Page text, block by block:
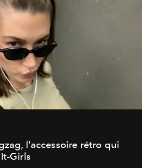
l'accessoire rétro qui
Girls